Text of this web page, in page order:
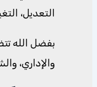
التعديل،
والإداري،